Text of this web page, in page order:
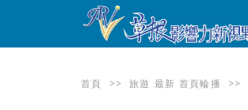
首頁 >> 旅遊 最新 首頁輪播 >>